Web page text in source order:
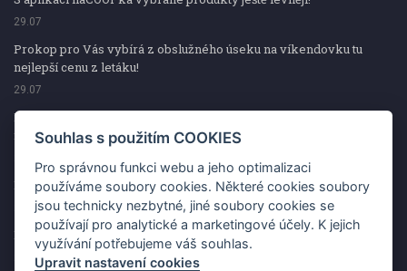
29.07
Prokop pro Vás vybírá z obslužného úseku na víkendovku tu
nejlepší cenu z letáku!
29.07
Prokop pro Vás vybírá z obslužného úseku na víkendovku tu
nejlepší cenu z letáku!
Kup špekáčky od Váhaly a vyhraj s naCOOPkou sekerku Fiskars
29.07
Prokop pro Vás vybírá na víkendovku ty nejlepší ceny z letáku!
29.07
Souhlas s použitím COOKIES
Pro správnou funkci webu a jeho optimalizaci
používáme soubory cookies. Některé cookies soubory
jsou technicky nezbytné, jiné soubory cookies se
používají pro analytické a marketingové účely. K jejich
využívání potřebujeme váš souhlas.
Upravit nastavení cookies